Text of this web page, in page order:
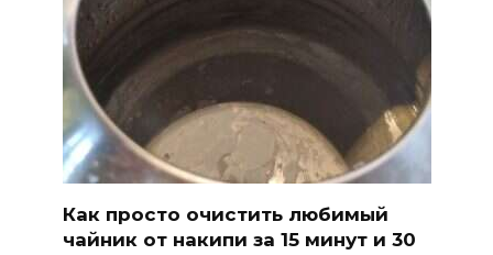
Как просто очистить любимый
чайник от накипи за 15 минут и 30